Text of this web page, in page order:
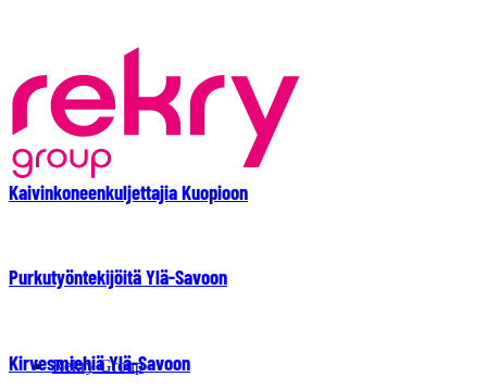
Rekry Group
Kaivinkoneenkuljettajia Kuopioon
Purkutyöntekijöitä Ylä-Savoon
Kirvesmiehiä Ylä-Savoon